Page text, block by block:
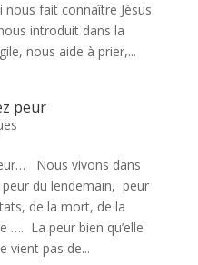
nous fait connaître Jésus
introduit dans la
nous aide à prier,...
peur
Nous vivons dans
du lendemain, peur
de la mort, de la
…. La peur bien qu’elle
vient pas de...